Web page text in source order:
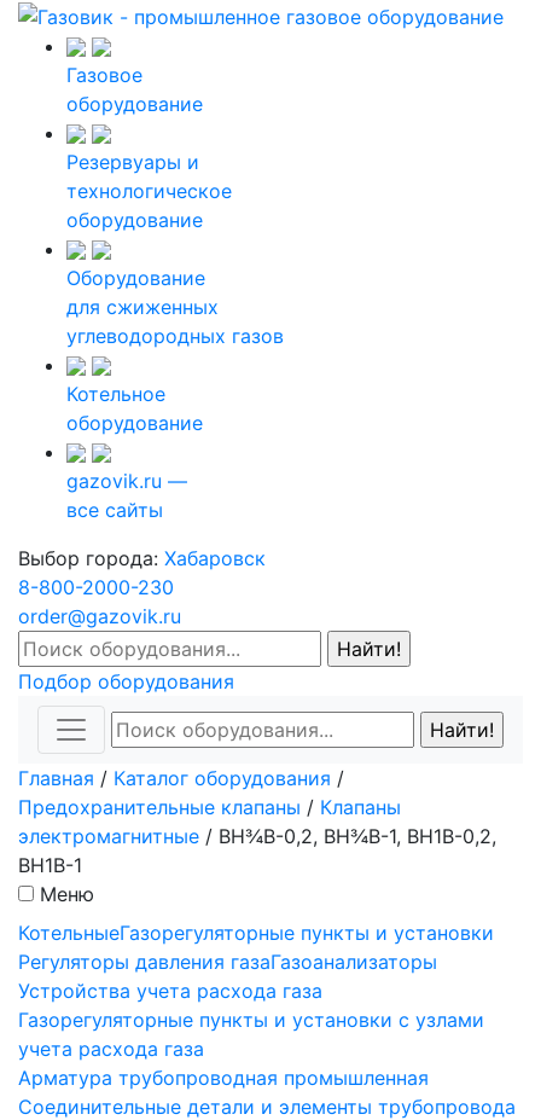
Газовое
оборудование
Резервуары и
технологическое
оборудование
Оборудование
для сжиженных
углеводородных газов
Котельное
оборудование
gazovik.ru —
все сайты
Выбор города: Хабаровск
8-800-2000-230
order@gazovik.ru
Подбор оборудования
Главная / Каталог оборудования /
Предохранительные клапаны / Клапаны
электромагнитные / ВН¾В-0,2, ВН¾В-1, ВН1В-0,2,
ВН1В-1
Меню
КотельныеГазорегуляторные пункты и установки
Регуляторы давления газаГазоанализаторы
Устройства учета расхода газа
Газорегуляторные пункты и установки с узлами
учета расхода газа
Арматура трубопроводная промышленная
Соединительные детали и элементы трубопровода